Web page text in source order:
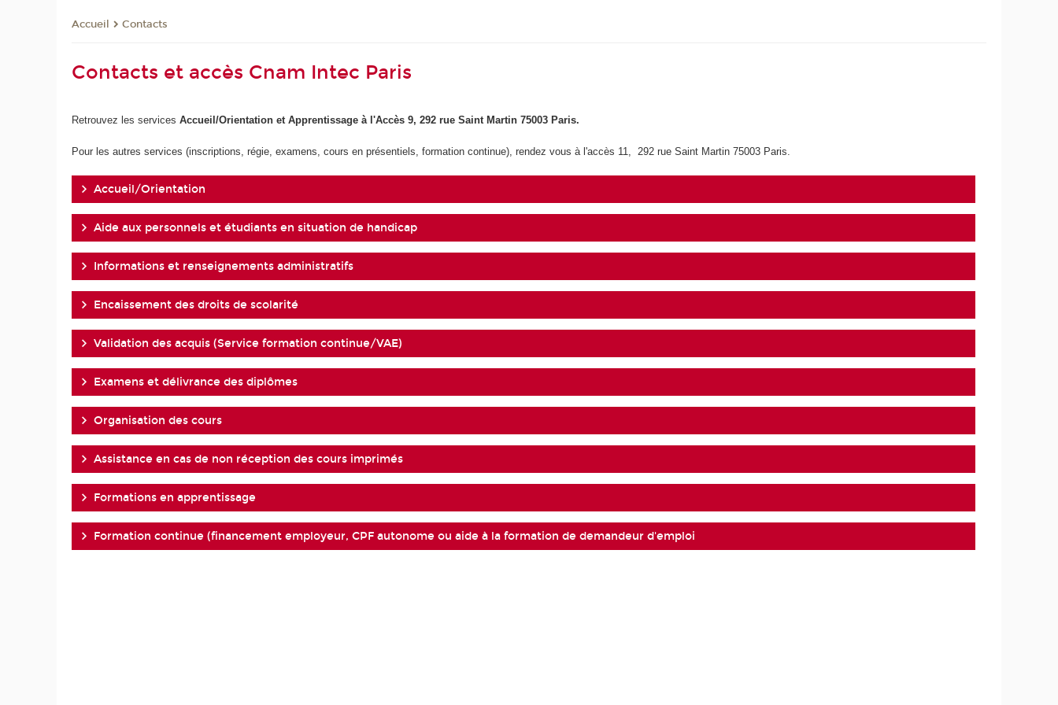
Accueil Contacts
Contacts et accès Cnam Intec Paris
Retrouvez les services Accueil/Orientation et Apprentissage à l'Accès 9, 292 rue Saint Martin 75003 Paris.
Pour les autres services (inscriptions, régie, examens, cours en présentiels, formation continue), rendez vous à l'accès 11, 292 rue Saint Martin 75003 Paris.
Accueil/Orientation
Aide aux personnels et étudiants en situation de handicap
Informations et renseignements administratifs
Encaissement des droits de scolarité
Validation des acquis (Service formation continue/VAE)
Examens et délivrance des diplômes
Organisation des cours
Assistance en cas de non réception des cours imprimés
Formations en apprentissage
Formation continue (financement employeur, CPF autonome ou aide à la formation de demandeur d'emploi